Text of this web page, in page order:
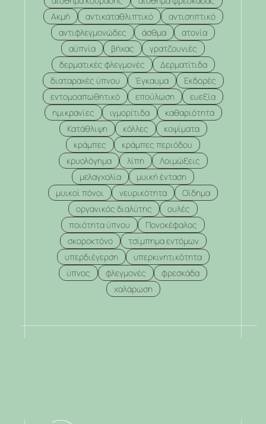
Ακμή
αντικαταθλιπτικό
αντισηπτικό
αντιφλεγμονώδες
άσθμα
ατονία
αϋπνία
βήχας
γρατζουνιές
δερματικές φλεγμονές
Δερματίτιδα
διαταραχές ύπνου
Έγκαυμα
Εκδορές
εντομοαπωθητικό
επούλωση
ευεξία
ημικρανίες
ιγμορίτιδα
καθαριότητα
Κατάθλιψη
κόλλες
κοψίματα
κράμπες
κράμπες περιόδου
κρυολόγημα
λίπη
Λοιμώξεις
μελαγχολία
μυική ένταση
μυικοί πόνοι
νευρικότητα
Οίδημα
οργανικός διαλύτης
ουλές
ποιότητα ύπνου
Πονοκέφαλος
σκοροκτόνο
τσίμπημα εντόμων
υπερδιέγερση
υπερκινητικότητα
ύπνος
φλεγμονές
φρεσκάδα
χαλάρωση
.